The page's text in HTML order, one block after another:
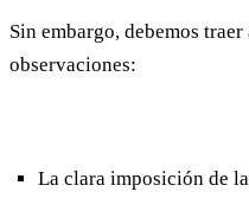
Sin embargo, debemos
observaciones:
La clara imposición de